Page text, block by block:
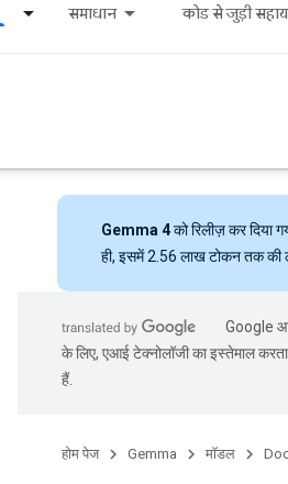
समाधान कोड से जुड़ी
Gemma 4को रिलीज़ कर दिया
ही, इसमें 2.56 लाख टोकन तक की
Google
के लिए, एआई टेक्नोलॉजी का इस्तेमाल
हैं.
होम पेज Gemma मॉडल